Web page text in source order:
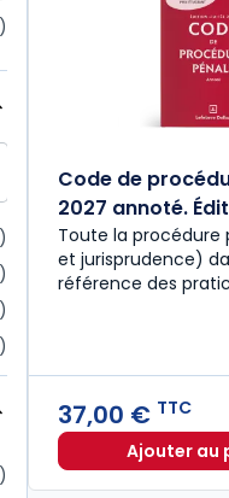
Code de
2027 annoté.
Toute la procédure
et jurisprudence)
référence des
37,00 € TTC
Ajouter au